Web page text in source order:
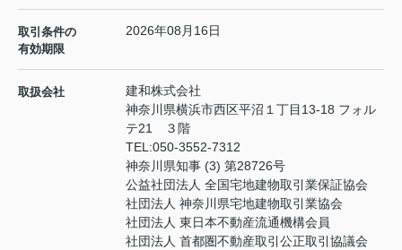
取引条件の
有効期限
2026年08月16日
取扱会社
建和株式会社
神奈川県横浜市西区平沼１丁目13-18 フォル
テ21 ３階
TEL:050-3552-7312
神奈川県知事 (3) 第28726号
公益社団法人 全国宅地建物取引業保証協会
社団法人 神奈川県宅地建物取引業協会
社団法人 東日本不動産流通機構会員
社団法人 首都圏不動産取引公正取引協議会